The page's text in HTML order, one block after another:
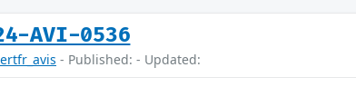
AVI-0536
- Published: - Updated: